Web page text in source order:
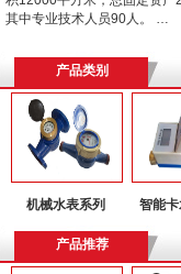
其中专业技术人员90人。 …
产品类别
机械水表系列 智能卡
产品推荐